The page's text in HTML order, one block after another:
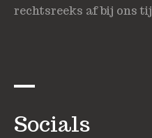
rechtsreeks af bij ons
Socials